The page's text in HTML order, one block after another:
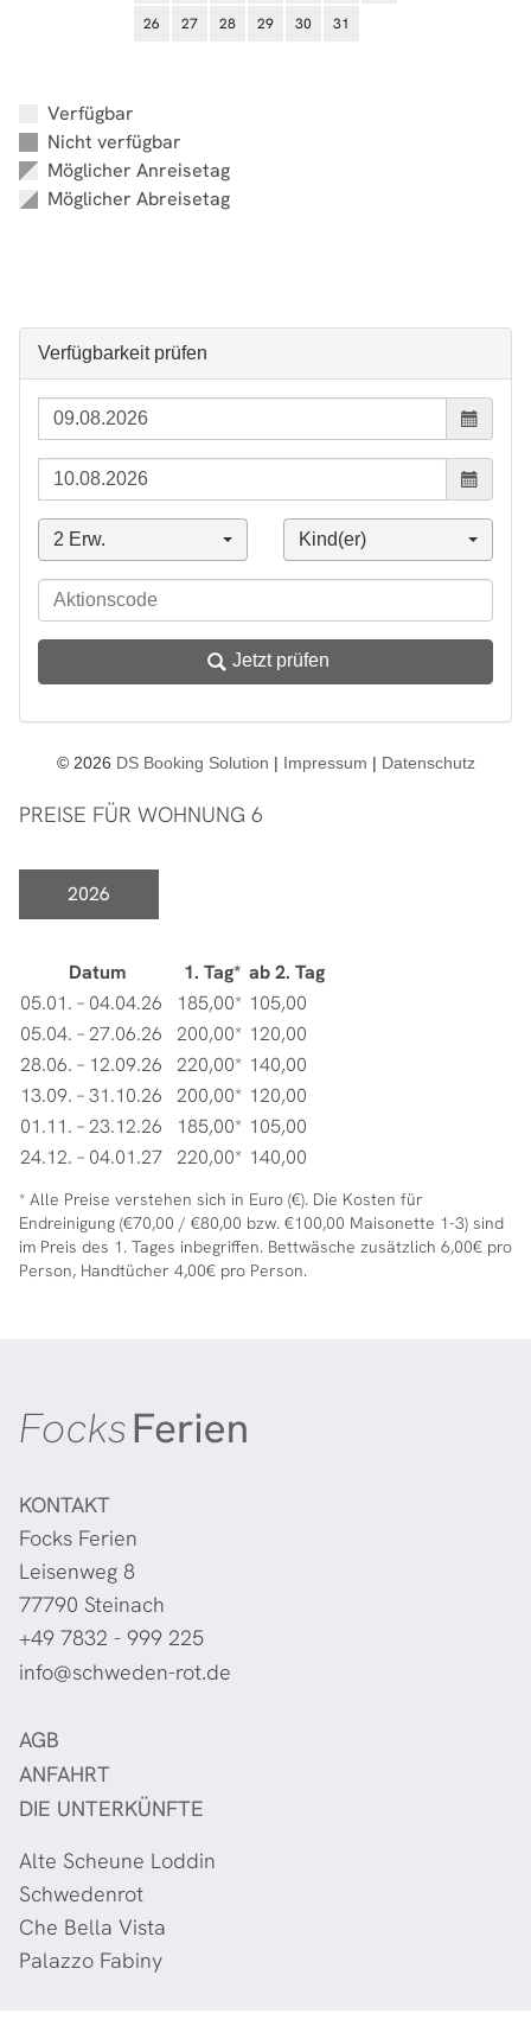
26
27 28 29 30 31
Verfügbar
Nicht verfügbar
Möglicher Anreisetag
Möglicher Abreisetag
PREISE FÜR WOHNUNG 6
2026
Datum 1. Tag* ab 2. Tag
05.01. – 04.04.26
185,00* 105,00
05.04. – 27.06.26
200,00* 120,00
28.06. – 12.09.26
220,00* 140,00
13.09. – 31.10.26
200,00* 120,00
01.11. – 23.12.26
185,00* 105,00
24.12. – 04.01.27 220,00* 140,00
* Alle Preise verstehen sich in Euro (€). Die Kosten für
Endreinigung (€70,00 / €80,00 bzw. €100,00 Maisonette 1-3) sind
im Preis des 1. Tages inbegriffen. Bettwäsche zusätzlich 6,00€ pro
Person, Handtücher 4,00€ pro Person.
KONTAKT
Focks Ferien
Leisenweg 8
77790 Steinach
+49 7832 - 999 225
info@schweden-rot.de
AGB
ANFAHRT
DIE UNTERKÜNFTE
Alte Scheune Loddin
Schwedenrot
Che Bella Vista
Palazzo Fabiny